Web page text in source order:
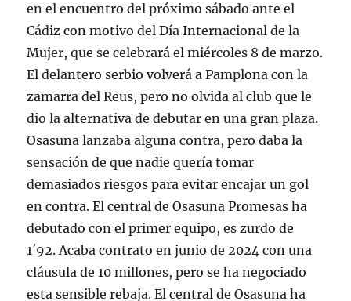
en el encuentro del próximo sábado ante el
Cádiz con motivo del Día Internacional de la
Mujer, que se celebrará el miércoles 8 de marzo.
El delantero serbio volverá a Pamplona con la
zamarra del Reus, pero no olvida al club que le
dio la alternativa de debutar en una gran plaza.
Osasuna lanzaba alguna contra, pero daba la
sensación de que nadie quería tomar
demasiados riesgos para evitar encajar un gol
en contra. El central de Osasuna Promesas ha
debutado con el primer equipo, es zurdo de
1′92. Acaba contrato en junio de 2024 con una
cláusula de 10 millones, pero se ha negociado
esta sensible rebaja. El central de Osasuna ha